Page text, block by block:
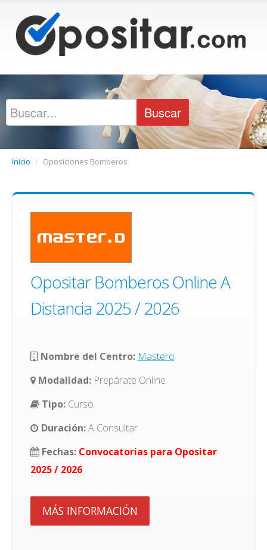
Inicio / Oposiciones Bomberos
Opositar Bomberos Online A
Distancia 2025 / 2026
Nombre del Centro: Masterd
Modalidad: Prepárate Online
Tipo: Curso
Duración:A Consultar
Fechas: Convocatorias para Opositar
2025 / 2026
MÁS INFORMACIÓN